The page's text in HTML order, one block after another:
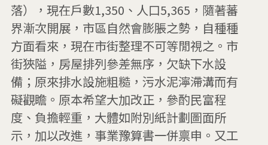
落），現在戶數1,350、人口5,365，隨著蕃
界漸次開展，市區自然會膨脹之勢，自種種
方面看來，現在市街整理不可等閒視之。市
街狹隘，房屋排列參差無序，欠缺下水設
備；原來排水設施粗糙，污水泥濘滯溝而有
礙觀瞻。原本希望大加改正，參酌民富程
度、負擔輕重，大體如附別紙計劃圖面所
示，加以改進，事業豫算書一併禀申。又工